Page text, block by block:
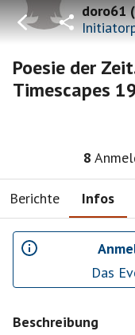
doro61(
Poesie der
Timescapes
8
Berichte Infos
Das
Beschreibung